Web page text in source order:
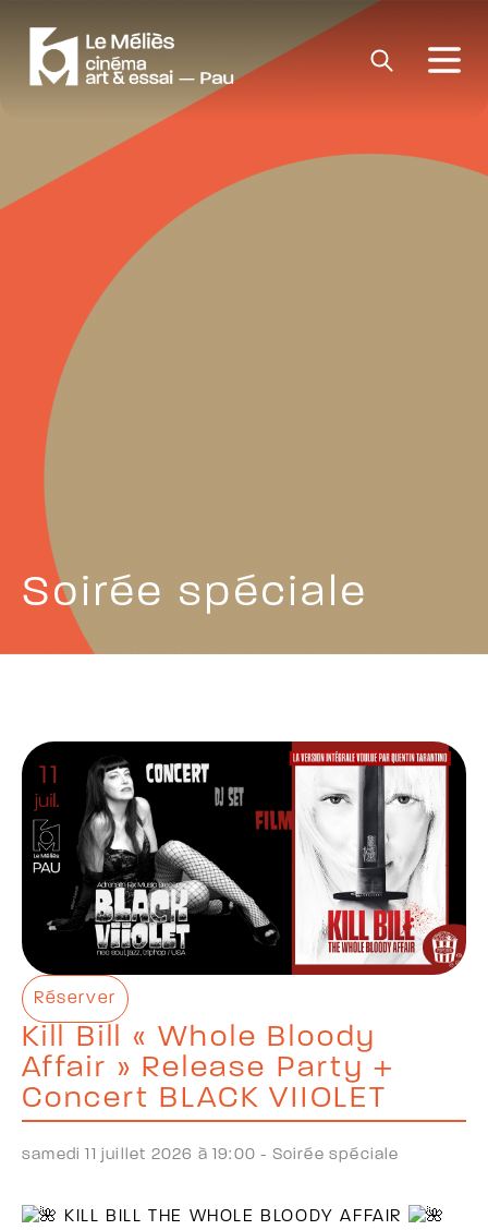
Soirée spéciale
Réserver
Kill Bill « Whole Bloody
Affair » Release Party +
Concert BLACK VIIOLET
samedi 11 juillet 2026 à 19:00 - Soirée spéciale
KILL BILL THE WHOLE BLOODY AFFAIR